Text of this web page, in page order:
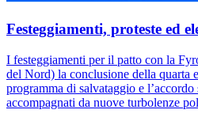
Festeggiamenti, proteste ed
I festeggiamenti per il patto con la
del Nord) la conclusione della quarta
programma di salvataggio e
accompagnati da nuove turbolenze